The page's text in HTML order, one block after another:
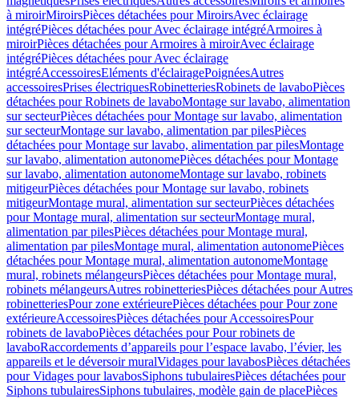
à miroirMiroirsPièces détachées pour MiroirsAvec éclairage
intégréPièces détachées pour Avec éclairage intégréArmoires à
miroirPièces détachées pour Armoires à miroirAvec éclairage
intégréPièces détachées pour Avec éclairage
intégréAccessoiresEléments d'éclairagePoignéesAutres
accessoiresPrises électriquesRobinetteriesRobinets de lavaboPièces
détachées pour Robinets de lavaboMontage sur lavabo, alimentation
sur secteurPièces détachées pour Montage sur lavabo, alimentation
sur secteurMontage sur lavabo, alimentation par pilesPièces
détachées pour Montage sur lavabo, alimentation par pilesMontage
sur lavabo, alimentation autonomePièces détachées pour Montage
sur lavabo, alimentation autonomeMontage sur lavabo, robinets
mitigeurPièces détachées pour Montage sur lavabo, robinets
mitigeurMontage mural, alimentation sur secteurPièces détachées
pour Montage mural, alimentation sur secteurMontage mural,
alimentation par pilesPièces détachées pour Montage mural,
alimentation par pilesMontage mural, alimentation autonomePièces
détachées pour Montage mural, alimentation autonomeMontage
mural, robinets mélangeursPièces détachées pour Montage mural,
robinets mélangeursAutres robinetteriesPièces détachées pour Autres
robinetteriesPour zone extérieurePièces détachées pour Pour zone
extérieureAccessoiresPièces détachées pour AccessoiresPour
robinets de lavaboPièces détachées pour Pour robinets de
lavaboRaccordements d’appareils pour l’espace lavabo, l’évier, les
appareils et le déversoir muralVidages pour lavabosPièces détachées
pour Vidages pour lavabosSiphons tubulairesPièces détachées pour
Siphons tubulairesSiphons tubulaires, modèle gain de placePièces